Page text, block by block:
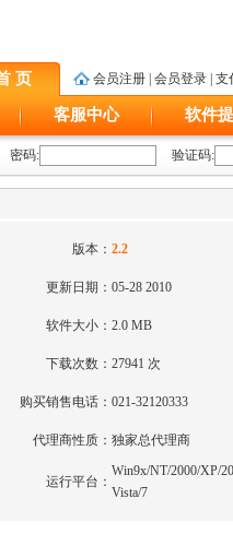
页 会员注册 会员登录 支
客服中心 软件
密码: 验证码:
版本：2.2
更新日期：05-28 2010
软件大小：2.0 MB
下载次数：27941 次
购买销售电话：021-32120333
代理商性质：独家总代理商
运行平台：
Win9x/NT/2000/XP/
Vista/7